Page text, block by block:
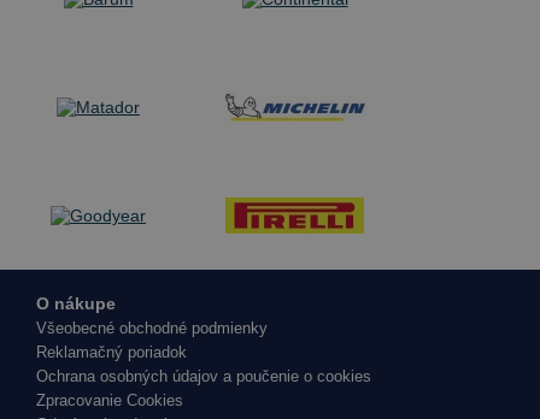
O nákupe
Všeobecné obchodné podmienky
Reklamačný poriadok
Ochrana osobných údajov a poučenie o cookies
Zpracovanie Cookies